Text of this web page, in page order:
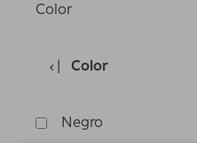
Color
Color
Negro